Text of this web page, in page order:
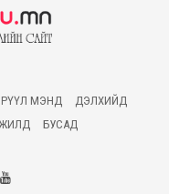
МЭНД
ДЭЛХИЙД
БУСАД